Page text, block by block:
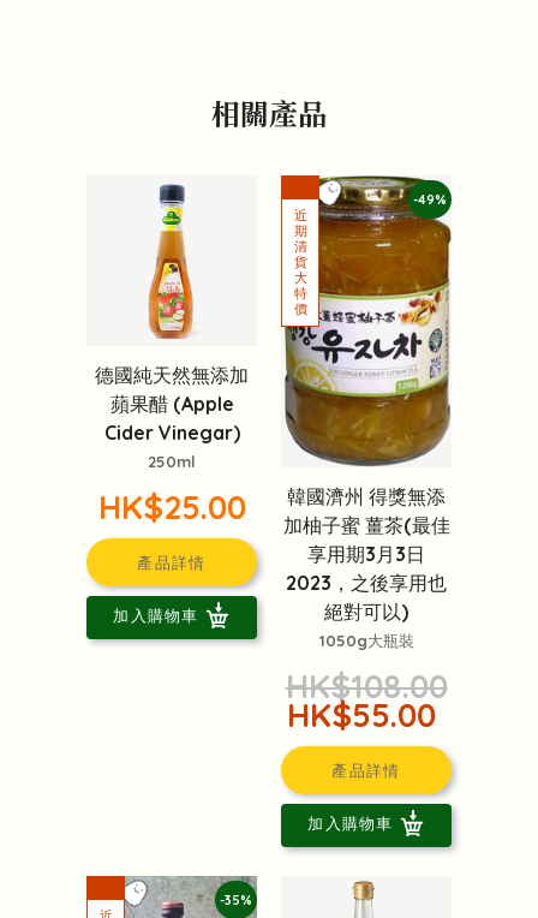
相關產品
德國純天然無添加
蘋果醋 (Apple
Cider Vinegar)
250ml
HK$25.00
產品詳情
加入購物車
-49%
韓國濟州 得獎無添
加柚子蜜 薑茶(最佳
享用期3月3日
2023，之後享用也
絕對可以)
1050g大瓶裝
HK$108.00
HK$55.00
產品詳情
加入購物車
-35%